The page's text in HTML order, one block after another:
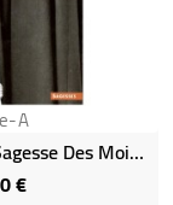
A
Petit Livre De La Sagesse Des Moines - Henri Brunel
€Prix